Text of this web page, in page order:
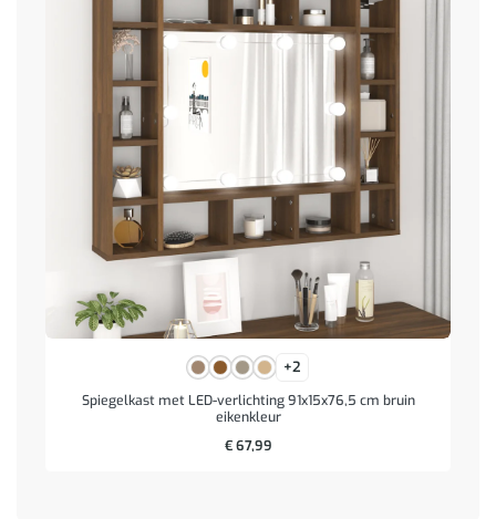
+2
Spiegelkast met LED-verlichting 91x15x76,5 cm bruin
eikenkleur
€67,99